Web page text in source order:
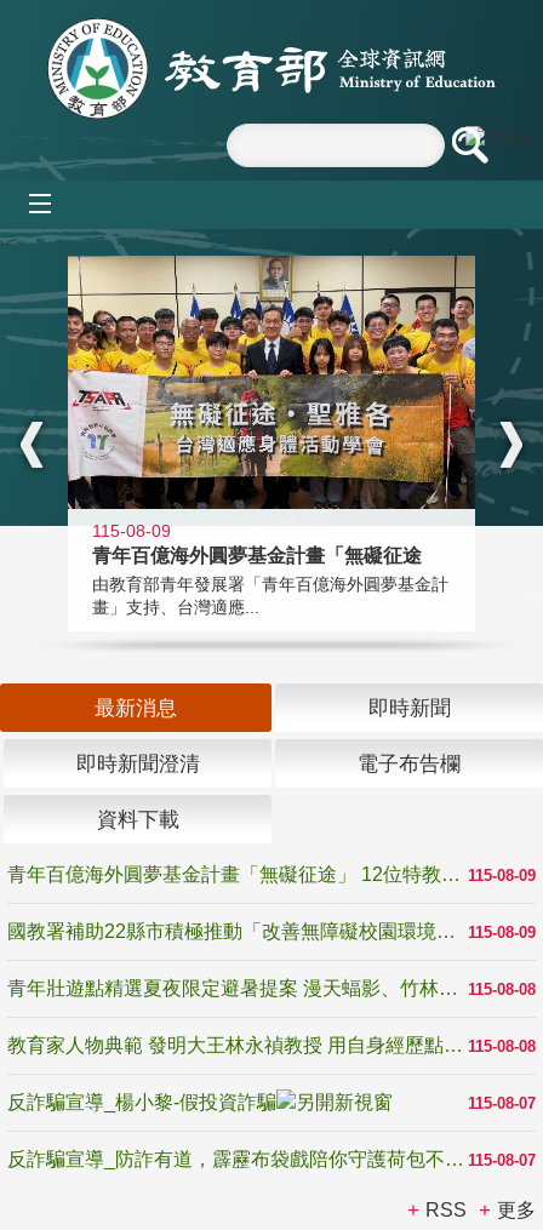
跳到主要內容區塊
:::
115-08-09
青年百億海外圓夢基金計畫「無礙征途
由教育部青年發展署「青年百億海外圓夢基金計
畫」支持、台灣適應...
最新消息 即時新聞
即時新聞澄清 電子布告欄
資料下載
115-08-09
青年百億海外圓夢基金計畫「無礙征途」 12位特教與弱勢青年勇闖西班牙 跨越感官限制見證生命蛻變
115-08-09
國教署補助22縣市積極推動「改善無障礙校園環境計畫」 打造友善、安全、無礙學習空間
115-08-08
青年壯遊點精選夏夜限定避暑提案 漫天蝠影、竹林尋蛙、茶香夜觀 邀青年暮色出發
115-08-08
教育家人物典範 發明大王林永禎教授 用自身經歷點亮學生的路
115-08-07
反詐騙宣導_楊小黎-假投資詐騙
115-08-07
反詐騙宣導_防詐有道，霹靂布袋戲陪你守護荷包不受騙
RSS 更多